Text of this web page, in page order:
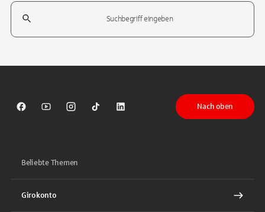
Suchfeld
Sparkasse auf Facebook
Sparkasse auf Youtube
Sparkasse auf Instagram
Sparkasse auf TikTok
Sparkasse auf LinkedIn
Nach oben
Beliebte Themen
Girokonto